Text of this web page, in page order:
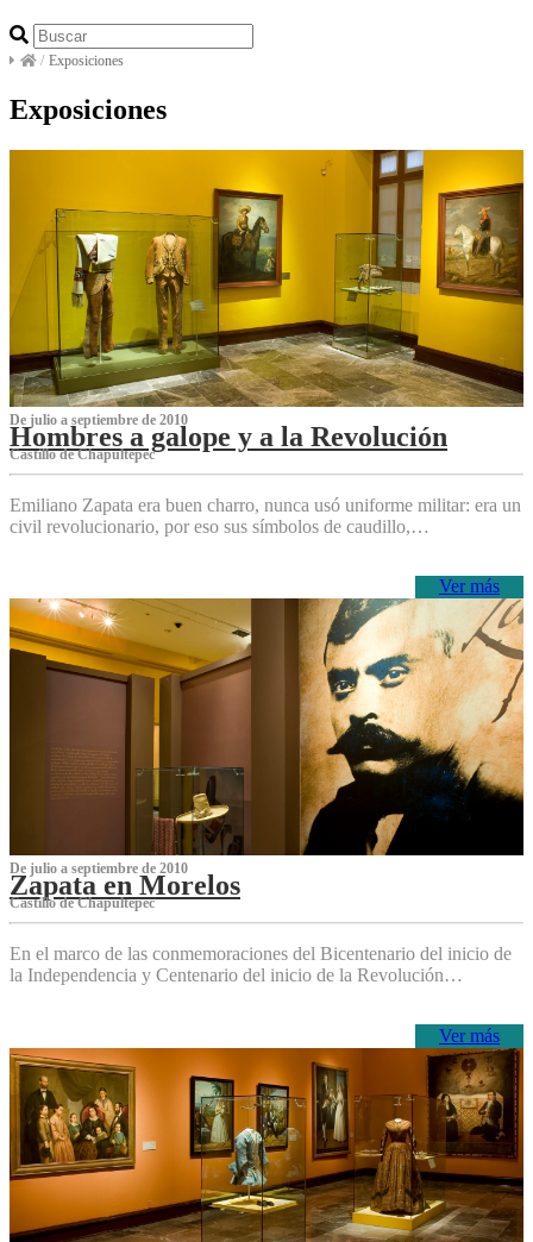
/ Exposiciones
Exposiciones
De julio a septiembre de 2010
Hombres a galope y a la Revolución
Castillo de Chapultepec
Emiliano Zapata era buen charro, nunca usó uniforme militar: era un
civil revolucionario, por eso sus símbolos de caudillo,…
Ver más
De julio a septiembre de 2010
Zapata en Morelos
Castillo de Chapultepec
En el marco de las conmemoraciones del Bicentenario del inicio de
la Independencia y Centenario del inicio de la Revolución…
Ver más